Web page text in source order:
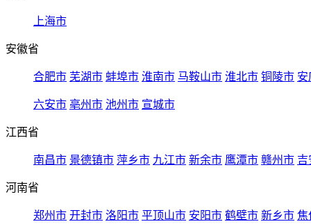
上海市
安徽省
合肥市 芜湖市 蚌埠市 淮南市 马鞍山市 淮北市 铜陵市 安
六安市 亳州市 池州市 宣城市
江西省
南昌市 景德镇市 萍乡市 九江市 新余市 鹰潭市 赣州市 吉
河南省
郑州市 开封市 洛阳市 平顶山市 安阳市 鹤壁市 新乡市 焦